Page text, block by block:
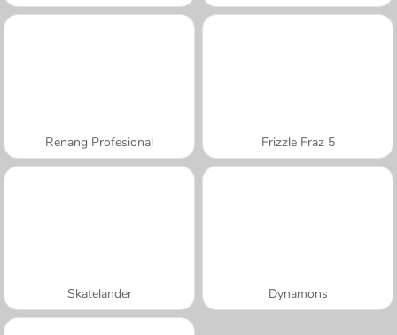
Renang Profesional Frizzle Fraz 5
Skatelander Dynamons